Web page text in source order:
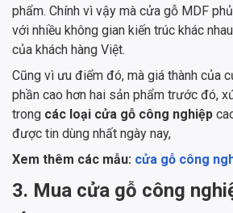
phẩm. Chính vì vậy mà cửa gỗ MDF
với nhiều không gian kiến trúc khác
của khách hàng Việt.
Cũng vì ưu điểm đó, mà giá thành của
phần cao hơn hai sản phẩm trước đó,
trong các loại cửa gỗ công nghiệp
được tin dùng nhất ngày nay,
Xem thêm các mẫu: cửa gỗ công
3. Mua cửa gỗ công